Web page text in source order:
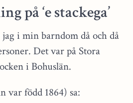
på ‘e stackega’
i min barndom då och då
Det var på Stora
i Bohuslän.
var född 1864) sa: